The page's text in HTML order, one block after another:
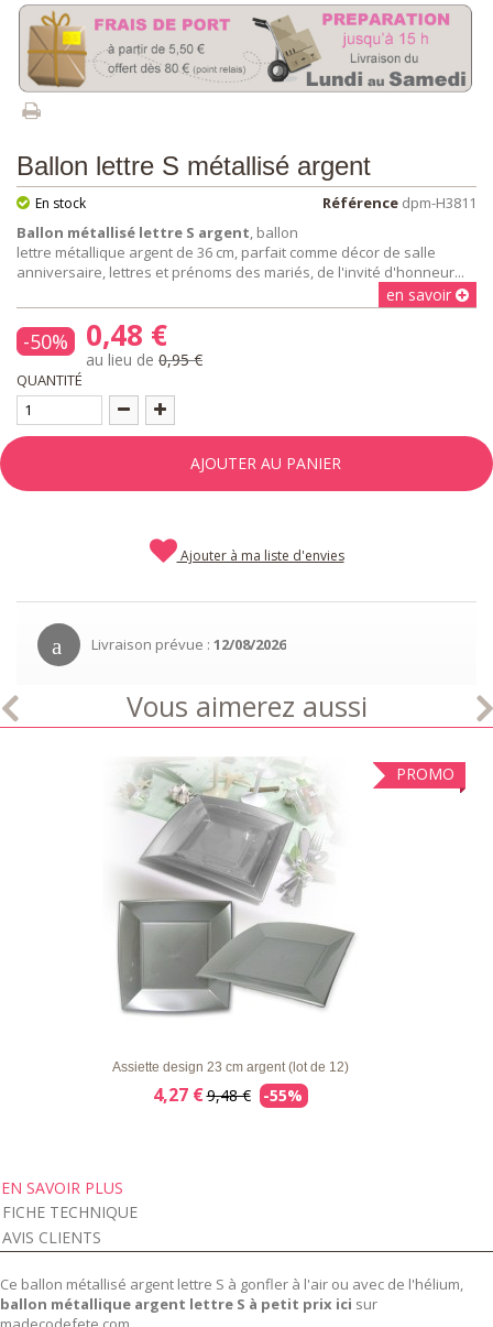
Ballon lettre S métallisé argent
Référence dpm-H3811
En stock
Ballon métallisé lettre S argent , ballon
lettre métallique argent de 36 cm, parfait comme décor de salle
anniversaire, lettres et prénoms des mariés, de l'invité d'honneur...
en savoir
-50% 0,48 €
au lieu de 0,95 €
QUANTITÉ
AJOUTER AU PANIER
Ajouter à ma liste d'envies
Livraison prévue : 12/08/2026
Vous aimerez aussi
PROMO
APERÇU RAPIDE DÉTAILS
Assiette design 23 cm argent (lot de 12)
4,27 €9,48 € -55%
EN SAVOIR PLUS
FICHE TECHNIQUE
AVIS CLIENTS
Ce ballon métallisé argent lettre S à gonfler à l'air ou avec de l'hélium,
ballon métallique argent lettre S à petit prix ici sur